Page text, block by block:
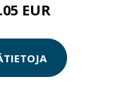
EUR